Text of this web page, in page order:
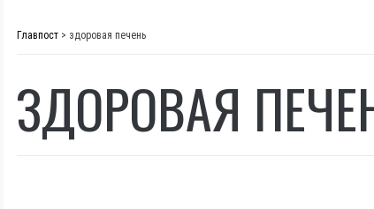
Главпост > здоровая печень
ЗДОРОВАЯ